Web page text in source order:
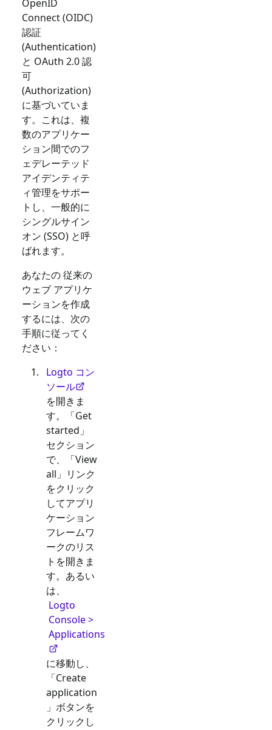
OpenID
Connect (OIDC)
認証
(Authentication)
と OAuth 2.0 認
可
(Authorization)
に基づいていま
す。これは、複
数のアプリケー
ション間でのフ
ェデレーテッド
アイデンティテ
ィ管理をサポー
トし、一般的に
シングルサイン
オン (SSO) と呼
ばれます。
あなたの従来の
ウェブ アプリケ
ーションを作成
するには、次の
手順に従ってく
ださい：
Logto コン
ソール
を開きま
す。「Get
started」
セクション
で、「View
all」リンク
をクリック
してアプリ
ケーション
フレームワ
ークのリス
トを開きま
す。あるい
は、
Logto
Console >
Applications
に移動し、
「Create
application
」ボタンを
クリックし